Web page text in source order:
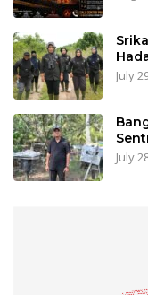
July
July